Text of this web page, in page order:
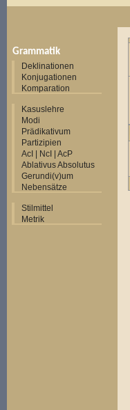
Grammatik
Deklinationen
Konjugationen
Komparation
Kasuslehre
Modi
Prädikativum
Partizipien
AcI | NcI | AcP
Ablativus Absolutus
Gerundi(v)um
Nebensätze
Stilmittel
Metrik